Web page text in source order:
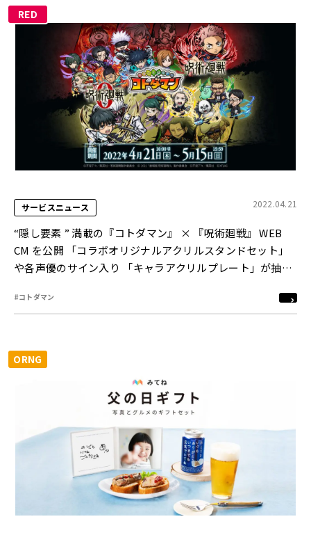
RED
サービスニュース 2022.04.21
“隠し要素 ” 満載の『コトダマン』 × 『呪術廻戦』 WEB
CM を公開 「コラボオリジナルアクリルスタンドセット」
や各声優のサイン入り 「キャラアクリルプレート」が抽選
#コトダマン
ORNG